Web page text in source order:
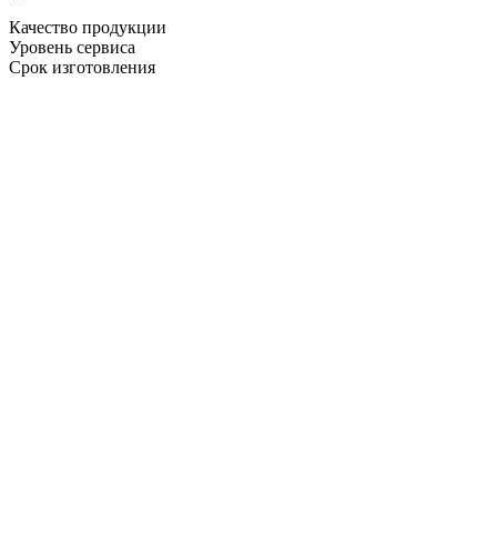
Качество продукции
Уровень сервиса
Срок изготовления